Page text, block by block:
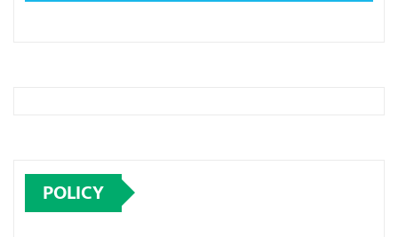
POLICY